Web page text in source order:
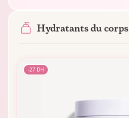
Hydratants du corps
-27DH